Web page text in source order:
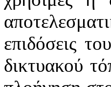
επιδόσεις
δικτυακού